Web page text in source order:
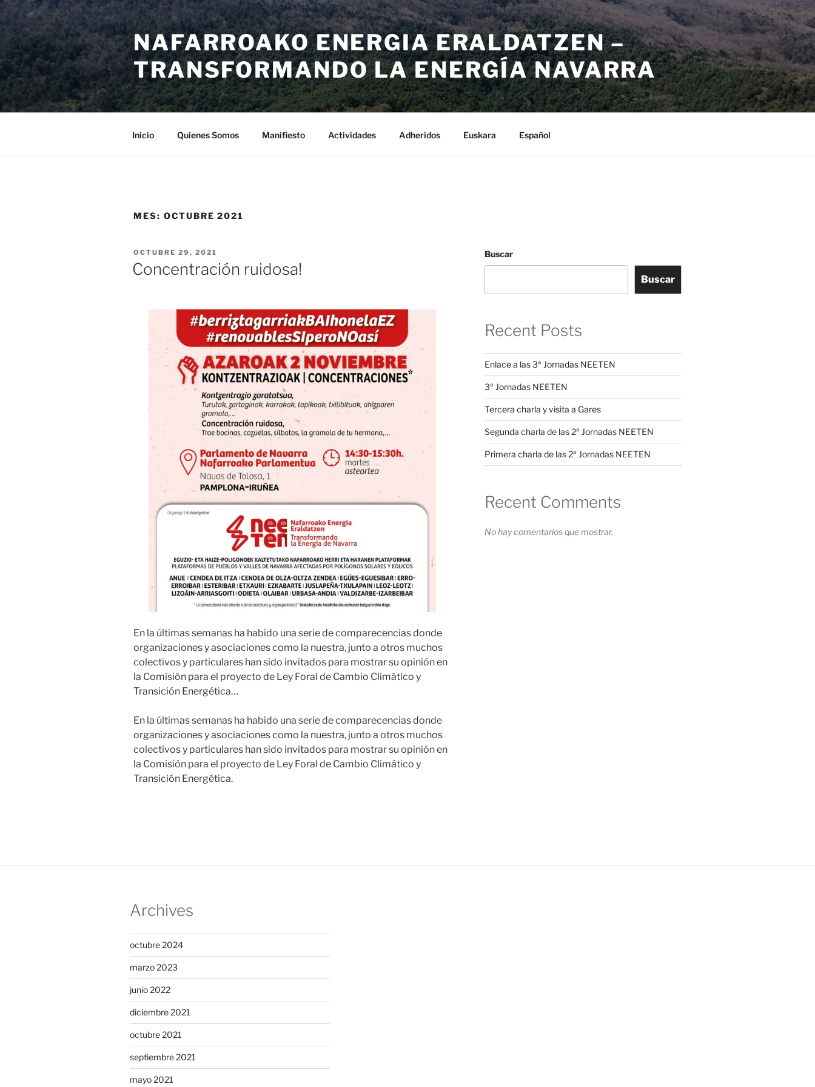
Saltar
al
contenido
NAFARROAKO ENERGIA ERALDATZEN –
TRANSFORMANDO LA ENERGÍA NAVARRA
Inicio Quienes Somos Manifiesto Actividades Adheridos Euskara Español
MES: OCTUBRE 2021
PUBLICADO
EL
OCTUBRE 29, 2021
Concentración ruidosa!
En la últimas semanas ha habido una serie de comparecencias donde
organizaciones y asociaciones como la nuestra, junto a otros muchos
colectivos y particulares han sido invitados para mostrar su opinión en
la Comisión para el proyecto de Ley Foral de Cambio Climático y
Transición Energética…
En la últimas semanas ha habido una serie de comparecencias donde
organizaciones y asociaciones como la nuestra, junto a otros muchos
colectivos y particulares han sido invitados para mostrar su opinión en
la Comisión para el proyecto de Ley Foral de Cambio Climático y
Transición Energética.
Buscar
Buscar
Recent Posts
Enlace a las 3ª Jornadas NEETEN
3ª Jornadas NEETEN
Tercera charla y visita a Gares
Segunda charla de las 2ª Jornadas NEETEN
Primera charla de las 2ª Jornadas NEETEN
Recent Comments
No hay comentarios que mostrar.
Archives
octubre 2024
marzo 2023
junio 2022
diciembre 2021
octubre 2021
septiembre 2021
mayo 2021